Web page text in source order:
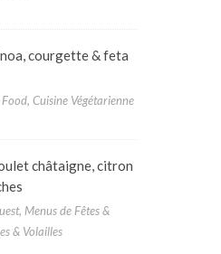
courgette & feta
Cuisine Végétarienne
châtaigne, citron
Menus de Fêtes &
& Volailles